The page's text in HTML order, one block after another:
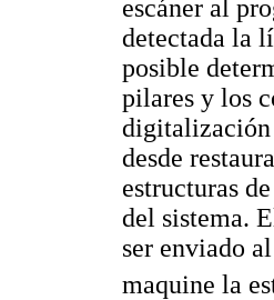
escáner al
detectada la
posible
pilares y los
digitalización
desde
estructuras
del sistema.
ser enviado
maquine la